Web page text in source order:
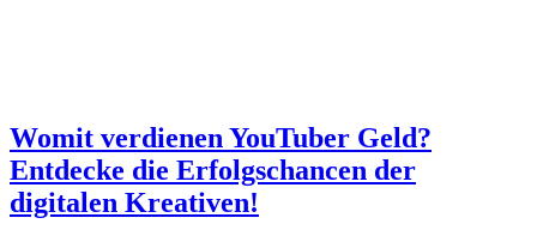
Womit verdienen YouTuber Geld?
Entdecke die Erfolgschancen der
digitalen Kreativen!